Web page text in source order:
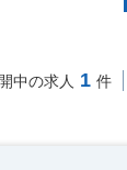
中の求人 1 件